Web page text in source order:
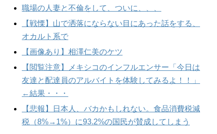
職場の人妻と不倫をして、ついに、、、
【戦慄】山で洒落にならない目にあった話をする、
オカルト系で
【画像あり】相澤仁美のケツ
【閲覧注意】メキシコのインフルエンサー「今日は
友達と配達員のアルバイトを体験してみるよ！！」
←結果・・・
【悲報】日本人、バカかもしれない。食品消費税減
税（8%→1%）に93.2%の国民が賛成してしまう